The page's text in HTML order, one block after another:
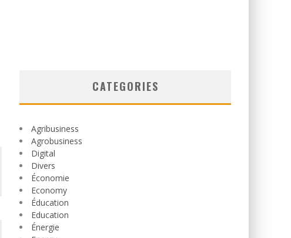
CATEGORIES
Agribusiness
Agrobusiness
Digital
Divers
Économie
Economy
Éducation
Education
Énergie